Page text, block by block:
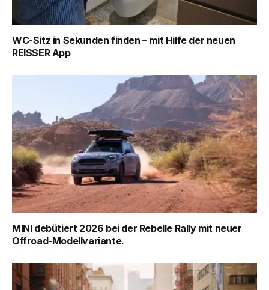
WC-Sitz in Sekunden finden – mit Hilfe der neuen
REISSER App
MINI debütiert 2026 bei der Rebelle Rally mit neuer
Offroad-Modellvariante.